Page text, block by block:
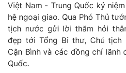
Góc doanh nghiệp
Truyền hình
Phim VTV
Hậu trường
Nhân vật
Giải trí
Điện ảnh
Đời sống
Việt Nam - Trung Quốc kỷ
hệ ngoại giao. Qua Phó Thủ
tịch nước gửi lời thăm hỏi
đẹp tới Tổng Bí thư, Chủ tịch
Cận Bình và các đồng chí lãnh
Quốc.